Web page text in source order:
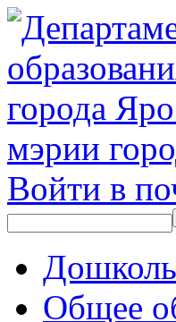
мэрии
Войти в
Общее